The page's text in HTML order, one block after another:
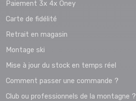
Paiement 3x 4x Oney
Carte de fidélité
Retrait en magasin
Montage ski
Mise à jour du stock en temps réel
Comment passer une commande ?
Club ou professionnels de la montagne ?